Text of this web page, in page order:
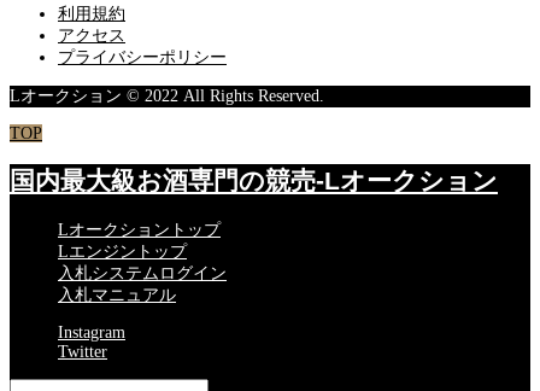
利用規約
アクセス
プライバシーポリシー
Lオークション © 2022 All Rights Reserved.
TOP
国内最大級お酒専門の競売-Lオークション
Lオークショントップ
Lエンジントップ
入札システムログイン
入札マニュアル
Instagram
Twitter